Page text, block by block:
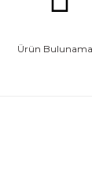
Ürün